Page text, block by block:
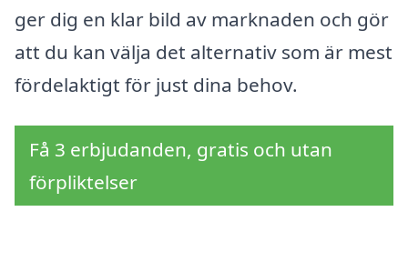
ger dig en klar bild av marknaden och gör
att du kan välja det alternativ som är mest
fördelaktigt för just dina behov.
Få 3 erbjudanden, gratis och utan
förpliktelser